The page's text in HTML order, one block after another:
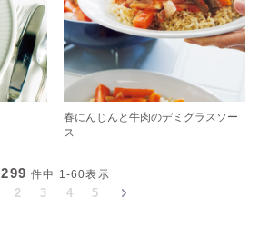
春にんじんと牛肉のデミグラスソー
ス
299 件中 1-60表示
2 3 4 5